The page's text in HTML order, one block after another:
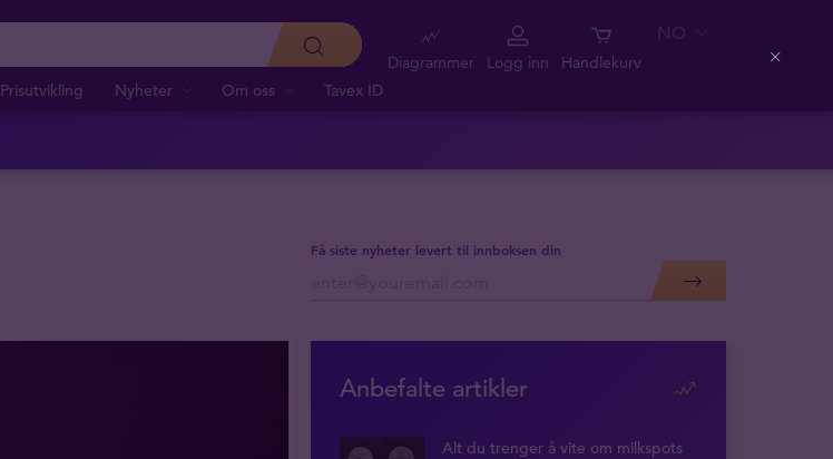
Prisutvikling Nyheter Om oss Tavex ID
Diagrammer Logg inn Handlekurv
NO
Få siste nyheter levert til innboksen din
Anbefalte artikler
Alt du trenger å vite om milkspots
Close